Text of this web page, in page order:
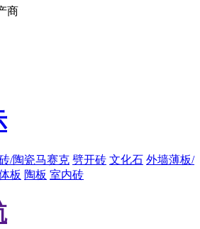
商
/陶瓷马赛克 劈开砖 文化石 外墙薄板/
板 陶板 室内砖